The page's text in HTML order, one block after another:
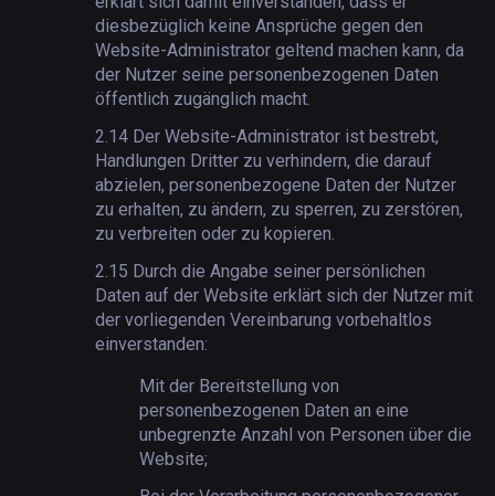
diesbezüglich keine Ansprüche gegen den
Website-Administrator geltend machen kann, da
der Nutzer seine personenbezogenen Daten
öffentlich zugänglich macht.
2.14 Der Website-Administrator ist bestrebt,
Handlungen Dritter zu verhindern, die darauf
abzielen, personenbezogene Daten der Nutzer
zu erhalten, zu ändern, zu sperren, zu zerstören,
zu verbreiten oder zu kopieren.
2.15 Durch die Angabe seiner persönlichen
Daten auf der Website erklärt sich der Nutzer mit
der vorliegenden Vereinbarung vorbehaltlos
einverstanden:
Mit der Bereitstellung von
personenbezogenen Daten an eine
unbegrenzte Anzahl von Personen über die
Website;